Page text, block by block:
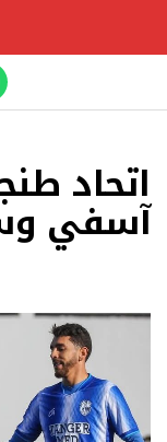
اتحاد
آسفي